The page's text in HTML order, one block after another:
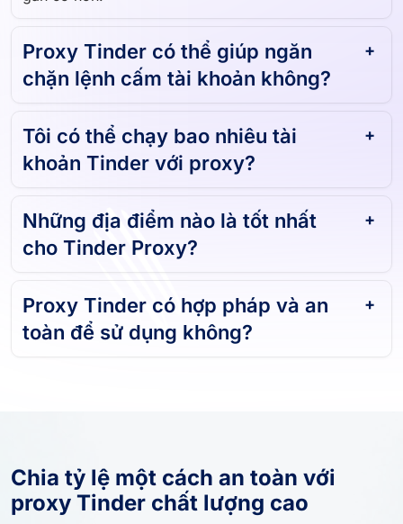
Proxy Tinder có thể giúp ngăn
chặn lệnh cấm tài khoản không?
Tôi có thể chạy bao nhiêu tài
khoản Tinder với proxy?
Những địa điểm nào là tốt nhất
cho Tinder Proxy?
Proxy Tinder có hợp pháp và an
toàn để sử dụng không?
Chia tỷ lệ một cách an toàn với
proxy Tinder chất lượng cao